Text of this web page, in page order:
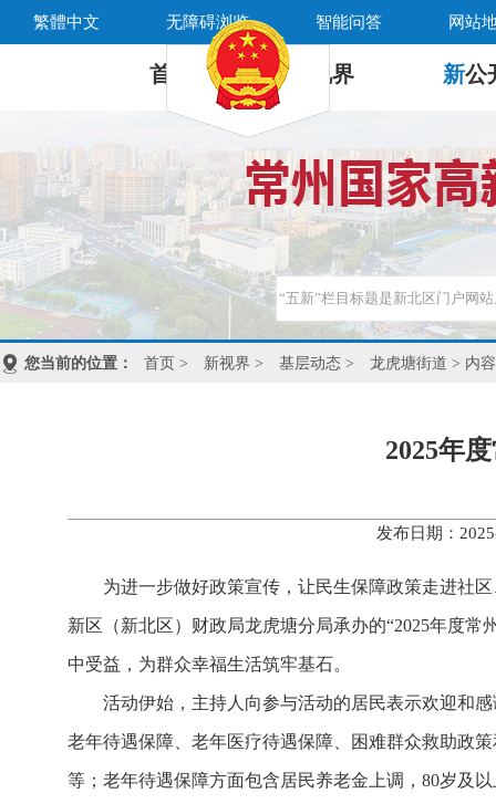
繁體中文 无障碍浏览 智能问答 网站
首 页 新 视界 新公
您当前的位置： 首页 > 新视界 > 基层动态 > 龙虎塘街道 > 内容
2025年
发布日期：
为进一步做好政策宣传，让民生保障政策走进社
新区（新北区）财政局龙虎塘分局承办的“2025年度
中受益，为群众幸福生活筑牢基石。
活动伊始，主持人向参与活动的居民表示欢迎和
老年待遇保障、老年医疗待遇保障、困难群众救助政
等；老年待遇保障方面包含居民养老金上调，80岁及